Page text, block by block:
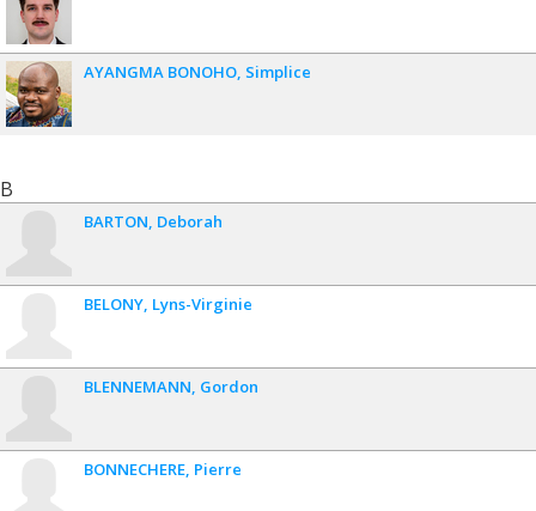
AYANGMA BONOHO Simplice
B
BARTON Deborah
BELONY Lyns-Virginie
BLENNEMANN Gordon
BONNECHERE Pierre